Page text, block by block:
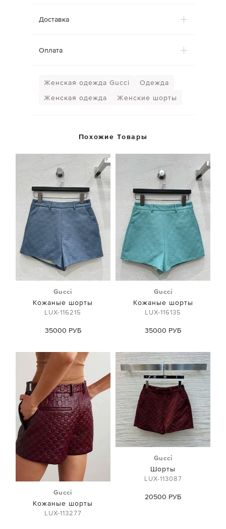
Доставка
Оплата
Женская одежда Gucci
Одежда
Женская одежда
Женские шорты
Похожие Товары
Gucci
Кожаные шорты
LUX-116215
35000 РУБ
Gucci
Кожаные шорты
LUX-116135
35000 РУБ
Gucci
Кожаные шорты
LUX-113277
Gucci
Шорты
LUX-113087
20500 РУБ